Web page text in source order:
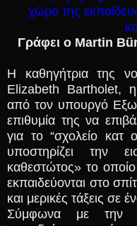
χώρο της
Γράφει ο Martin
Η καθηγήτρια της
Elizabeth Bartholet, η
από τον υπουργό
επιθυμία της να
για το “σχολείο κατ
υποστηρίζει την
καθεστώτος» το
εκπαιδεύονται στο
και μερικές τάξεις σε
Σύμφωνα με την